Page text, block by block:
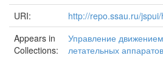
URI:
http://repo.ssau.ru/
Appears in
Collections:
Управление
летательных аппаратов